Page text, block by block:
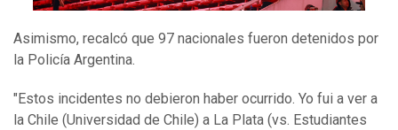
Asimismo, recalcó que 97 nacionales fueron detenidos por
la Policía Argentina.
"Estos incidentes no debieron haber ocurrido. Yo fui a ver a
la Chile (Universidad de Chile) a La Plata (vs. Estudiantes